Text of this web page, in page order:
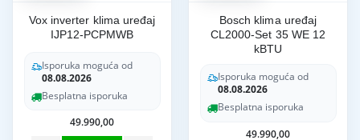
Vox inverter klima uređaj
IJP12-PCPMWB
Isporuka moguća od
08.08.2026
Besplatna isporuka
49.990,00
Bosch klima uređaj
CL2000-Set 35 WE 12
kBTU
Isporuka moguća od
08.08.2026
Besplatna isporuka
49.990,00